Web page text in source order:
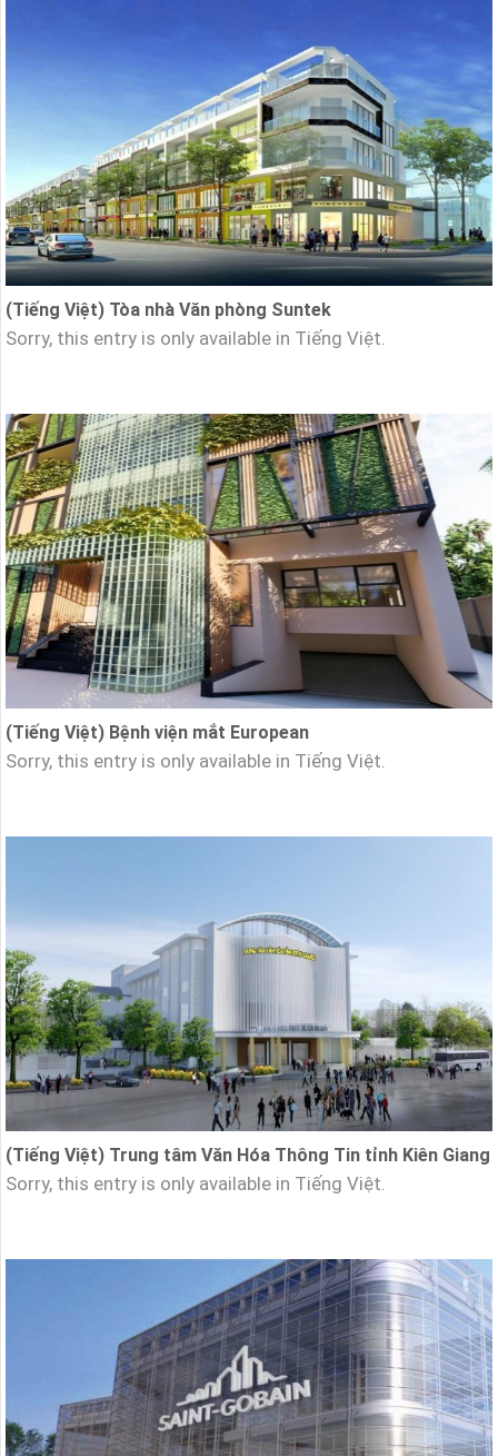
(Tiếng Việt) Tòa nhà Văn phòng Suntek
Sorry, this entry is only available in Tiếng Việt.
(Tiếng Việt) Bệnh viện mắt European
Sorry, this entry is only available in Tiếng Việt.
(Tiếng Việt) Trung tâm Văn Hóa Thông Tin tỉnh Kiên Giang
Sorry, this entry is only available in Tiếng Việt.